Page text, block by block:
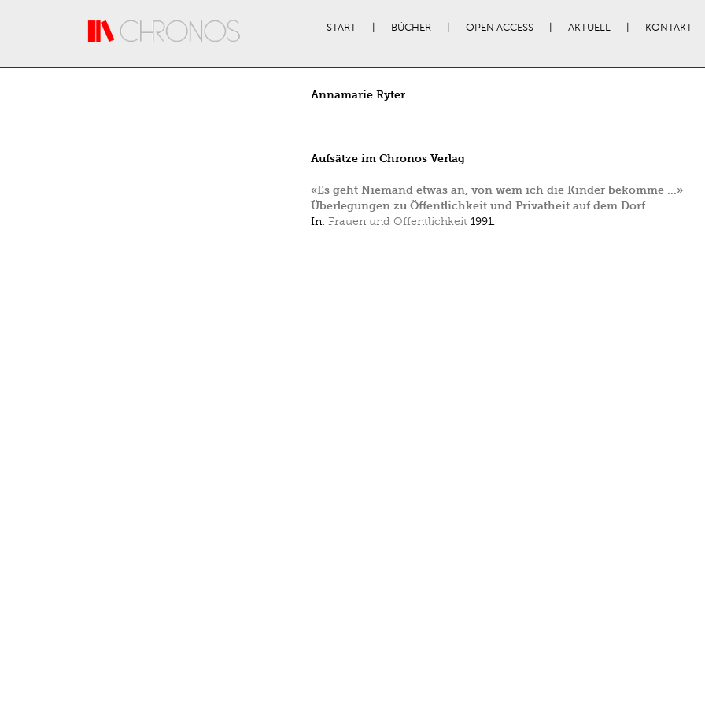
START BÜCHER OPEN ACCESS AKTUELL KONTAKT
Annamarie Ryter
Aufsätze im Chronos Verlag
«Es geht Niemand etwas an, von wem ich die Kinder bekomme …»
Überlegungen zu Öffentlichkeit und Privatheit auf dem Dorf
In: Frauen und Öffentlichkeit 1991.